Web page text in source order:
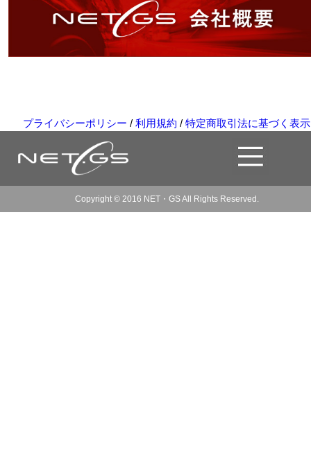
プライバシーポリシー / 利用規約 / 特定商取引法に基づく表示
Copyright © 2016 NET・GS All Rights Reserved.